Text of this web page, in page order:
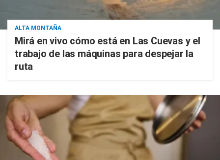
ALTA MONTAÑA
Mirá en vivo cómo está en Las Cuevas y el
trabajo de las máquinas para despejar la
ruta